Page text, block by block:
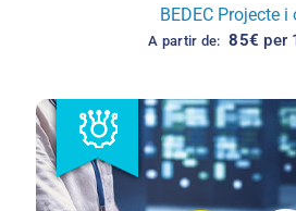
BEDEC Projecte i
A partir de: 85€ per